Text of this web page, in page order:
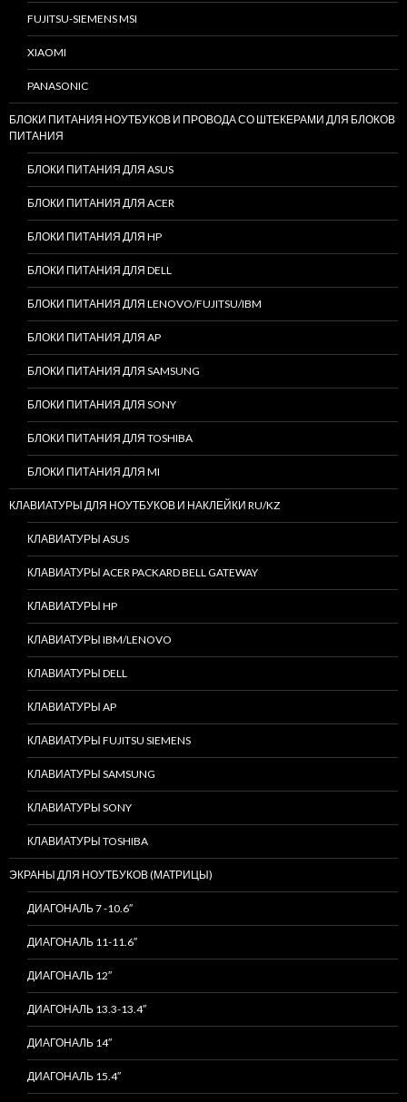
FUJITSU-SIEMENS MSI
XIAOMI
PANASONIC
БЛОКИ ПИТАНИЯ НОУТБУКОВ И ПРОВОДА СО ШТЕКЕРАМИ ДЛЯ БЛОКОВ
ПИТАНИЯ
БЛОКИ ПИТАНИЯ ДЛЯ ASUS
БЛОКИ ПИТАНИЯ ДЛЯ ACER
БЛОКИ ПИТАНИЯ ДЛЯ HP
БЛОКИ ПИТАНИЯ ДЛЯ DELL
БЛОКИ ПИТАНИЯ ДЛЯ LENOVO/FUJITSU/IBM
БЛОКИ ПИТАНИЯ ДЛЯ AP
БЛОКИ ПИТАНИЯ ДЛЯ SAMSUNG
БЛОКИ ПИТАНИЯ ДЛЯ SONY
БЛОКИ ПИТАНИЯ ДЛЯ TOSHIBA
БЛОКИ ПИТАНИЯ ДЛЯ MI
КЛАВИАТУРЫ ДЛЯ НОУТБУКОВ И НАКЛЕЙКИ RU/KZ
КЛАВИАТУРЫ ASUS
КЛАВИАТУРЫ ACER PACKARD BELL GATEWAY
КЛАВИАТУРЫ HP
КЛАВИАТУРЫ IBM/LENOVO
КЛАВИАТУРЫ DELL
КЛАВИАТУРЫ AP
КЛАВИАТУРЫ FUJITSU SIEMENS
КЛАВИАТУРЫ SAMSUNG
КЛАВИАТУРЫ SONY
КЛАВИАТУРЫ TOSHIBA
ЭКРАНЫ ДЛЯ НОУТБУКОВ (МАТРИЦЫ)
ДИАГОНАЛЬ 7 -10.6″
ДИАГОНАЛЬ 11-11.6″
ДИАГОНАЛЬ 12″
ДИАГОНАЛЬ 13.3-13.4″
ДИАГОНАЛЬ 14″
ДИАГОНАЛЬ 15.4″